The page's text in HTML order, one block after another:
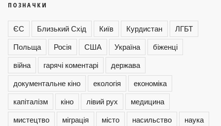
ПОЗНАЧКИ
ЄС Близький Схід Київ Курдистан
ЛГБТ
Польща
Росія США Україна
біженці
війна
гарячі коментарі
держава
документальне кіно
екологія
економіка
капіталізм
кіно лівий рух
медицина
мистецтво
міграція місто насильство
наука